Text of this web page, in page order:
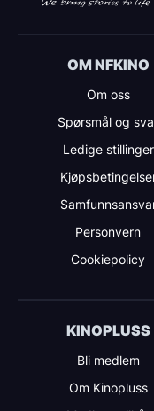
OM NFKINO
Om oss
Spørsmål og
Ledige stillinger
Personvern
Cookiepolicy
KINOPLUSS
Bli medlem
Om Kinopluss